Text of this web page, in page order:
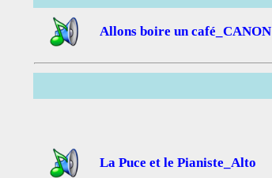
Allons boire un café_CANON
La Puce et le Pianiste_Alto